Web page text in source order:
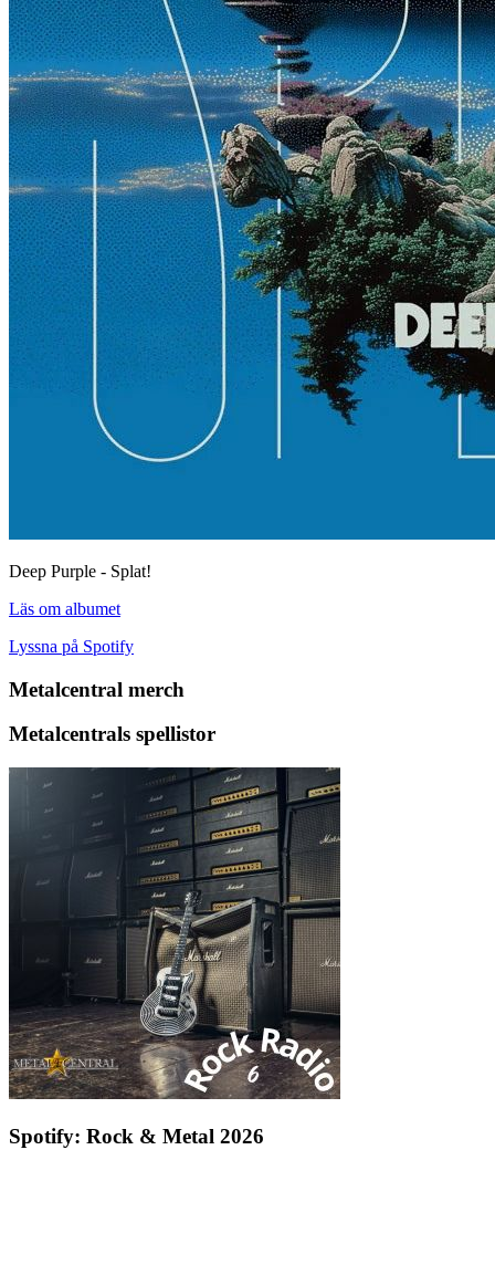
Deep Purple - Splat!
Läs om albumet
Lyssna på Spotify
Metalcentral merch
Metalcentrals spellistor
Spotify: Rock & Metal 2026